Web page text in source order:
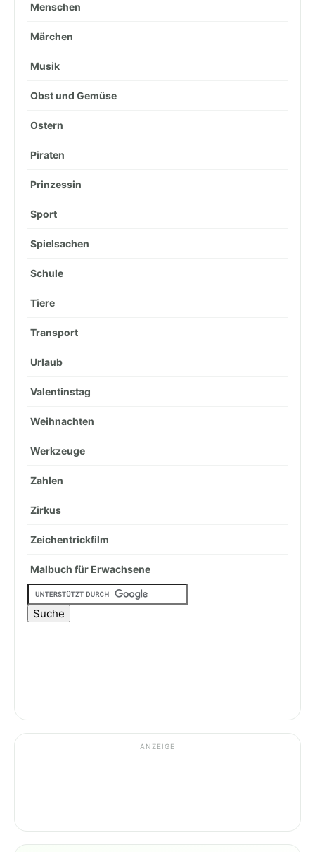
Menschen
Märchen
Musik
Obst und Gemüse
Ostern
Piraten
Prinzessin
Sport
Spielsachen
Schule
Tiere
Transport
Urlaub
Valentinstag
Weihnachten
Werkzeuge
Zahlen
Zirkus
Zeichentrickfilm
Malbuch für Erwachsene
ANZEIGE